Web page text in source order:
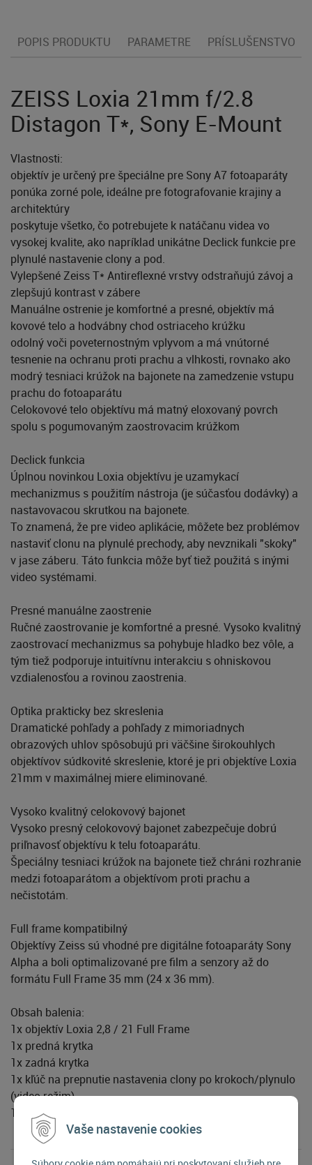
Vaše nastavenie cookies
POPIS PRODUKTU PARAMETRE PRÍSLUŠENSTVO
ZEISS Loxia 21mm f/2.8
Distagon T*, Sony E-Mount
Vlastnosti:
objektív je určený pre špeciálne pre Sony A7 fotoaparáty
ponúka zorné pole, ideálne pre fotografovanie krajiny a
architektúry
poskytuje všetko, čo potrebujete k natáčanu videa vo
vysokej kvalite, ako napríklad unikátne Declick funkcie pre
plynulé nastavenie clony a pod.
Vylepšené Zeiss T* Antireflexné vrstvy odstraňujú závoj a
zlepšujú kontrast v zábere
Manuálne ostrenie je komfortné a presné, objektív má
kovové telo a hodvábny chod ostriaceho krúžku
odolný voči poveternostným vplyvom a má vnútorné
tesnenie na ochranu proti prachu a vlhkosti, rovnako ako
modrý tesniaci krúžok na bajonete na zamedzenie vstupu
prachu do fotoaparátu
Celokovové telo objektívu má matný eloxovaný povrch
spolu s pogumovaným zaostrovacim krúžkom
Declick funkcia
Úplnou novinkou Loxia objektívu je uzamykací
mechanizmus s použitím nástroja (je súčasťou dodávky) a
nastavovacou skrutkou na bajonete.
To znamená, že pre video aplikácie, môžete bez problémov
nastaviť clonu na plynulé prechody, aby nevznikali "skoky"
v jase záberu. Táto funkcia môže byť tiež použitá s inými
video systémami.
Presné manuálne zaostrenie
Ručné zaostrovanie je komfortné a presné. Vysoko kvalitný
zaostrovací mechanizmus sa pohybuje hladko bez vôle, a
tým tiež podporuje intuitívnu interakciu s ohniskovou
vzdialenosťou a rovinou zaostrenia.
Optika prakticky bez skreslenia
Dramatické pohľady a pohľady z mimoriadnych
obrazových uhlov spôsobujú pri väčšine širokouhlych
objektívov súdkovité skreslenie, ktoré je pri objektíve Loxia
21mm v maximálnej miere eliminované.
Vysoko kvalitný celokovový bajonet
Vysoko presný celokovový bajonet zabezpečuje dobrú
priľnavosť objektívu k telu fotoaparátu.
Špeciálny tesniaci krúžok na bajonete tiež chráni rozhranie
medzi fotoaparátom a objektívom proti prachu a
nečistotám.
Full frame kompatibilný
Objektívy Zeiss sú vhodné pre digitálne fotoaparáty Sony
Alpha a boli optimalizované pre film a senzory až do
formátu Full Frame 35 mm (24 x 36 mm).
Obsah balenia:
1x objektív Loxia 2,8 / 21 Full Frame
1x predná krytka
1x zadná krytka
1x kľúč na prepnutie nastavenia clony po krokoch/plynulo
(video režim)
1x slnečná clona